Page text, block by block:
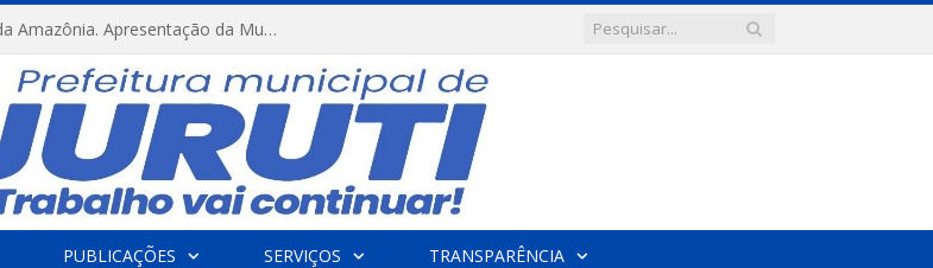
FESTRIBAL 2026 – No Coração da Amazônia. Apresentação da Munduruku.
PUBLICAÇÕES SERVIÇOS TRANSPARÊNCIA